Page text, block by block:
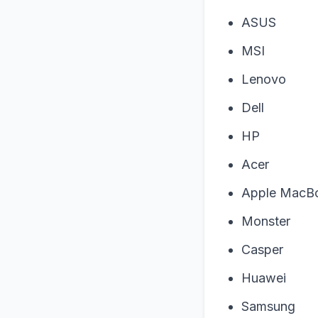
ASUS
MSI
Lenovo
Dell
HP
Acer
Apple
Monster
Casper
Huawei
Samsung